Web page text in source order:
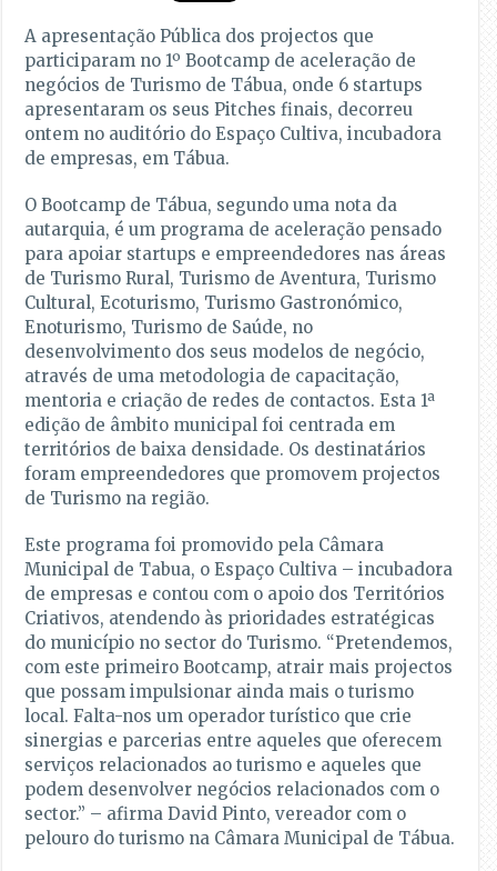
A apresentação Pública dos projectos que
participaram no 1º Bootcamp de aceleração de
negócios de Turismo de Tábua, onde 6 startups
apresentaram os seus Pitches finais, decorreu
ontem no auditório do Espaço Cultiva, incubadora
de empresas, em Tábua.
O Bootcamp de Tábua, segundo uma nota da
autarquia, é um programa de aceleração pensado
para apoiar startups e empreendedores nas áreas
de Turismo Rural, Turismo de Aventura, Turismo
Cultural, Ecoturismo, Turismo Gastronómico,
Enoturismo, Turismo de Saúde, no
desenvolvimento dos seus modelos de negócio,
através de uma metodologia de capacitação,
mentoria e criação de redes de contactos. Esta 1ª
edição de âmbito municipal foi centrada em
territórios de baixa densidade. Os destinatários
foram empreendedores que promovem projectos
de Turismo na região.
Este programa foi promovido pela Câmara
Municipal de Tabua, o Espaço Cultiva – incubadora
de empresas e contou com o apoio dos Territórios
Criativos, atendendo às prioridades estratégicas
do município no sector do Turismo. “Pretendemos,
com este primeiro Bootcamp, atrair mais projectos
que possam impulsionar ainda mais o turismo
local. Falta-nos um operador turístico que crie
sinergias e parcerias entre aqueles que oferecem
serviços relacionados ao turismo e aqueles que
podem desenvolver negócios relacionados com o
sector.” – afirma David Pinto, vereador com o
pelouro do turismo na Câmara Municipal de Tábua.